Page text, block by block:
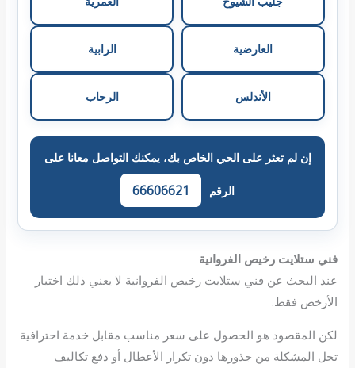
العارضية
الأندلس
الرابية
الرحاب
إن لم تعثر على الحي الخاص بك، يمكنك التواصل معانا على
الرقم 66606621
فني ستلايت رخيص الفروانية
عند البحث عن فني ستلايت رخيص الفروانية لا يعني ذلك اختيار
الأرخص فقط.
لكن المقصود هو الحصول على سعر مناسب مقابل خدمة احترافية
تحل المشكلة من جذورها دون تكرار الأعطال أو دفع تكاليف